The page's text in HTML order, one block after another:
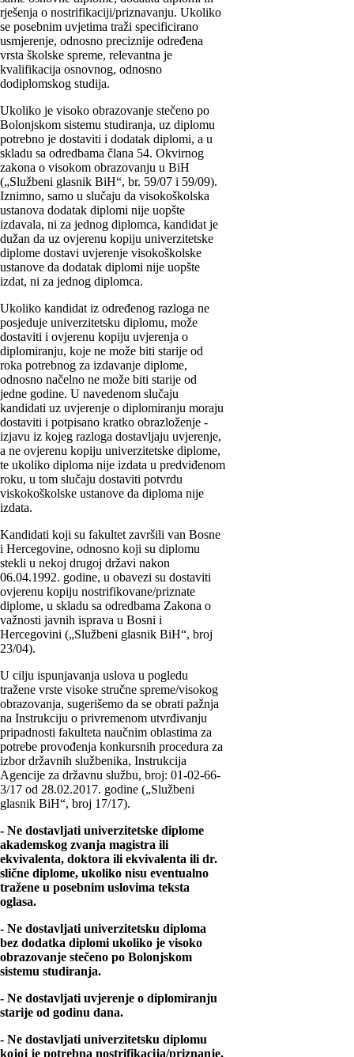
rješenja o nostrifikaciji/priznavanju. Ukoliko
se posebnim uvjetima traži specificirano
usmjerenje, odnosno preciznije određena
vrsta školske spreme, relevantna je
kvalifikacija osnovnog, odnosno
dodiplomskog studija.
Ukoliko je visoko obrazovanje stečeno po
Bolonjskom sistemu studiranja, uz diplomu
potrebno je dostaviti i dodatak diplomi, a u
skladu sa odredbama člana 54. Okvirnog
zakona o visokom obrazovanju u BiH
(„Službeni glasnik BiH“, br. 59/07 i 59/09).
Iznimno, samo u slučaju da visokoškolska
ustanova dodatak diplomi nije uopšte
izdavala, ni za jednog diplomca, kandidat je
dužan da uz ovjerenu kopiju univerzitetske
diplome dostavi uvjerenje visokoškolske
ustanove da dodatak diplomi nije uopšte
izdat, ni za jednog diplomca.
Ukoliko kandidat iz određenog razloga ne
posjeduje univerzitetsku diplomu, može
dostaviti i ovjerenu kopiju uvjerenja o
diplomiranju, koje ne može biti starije od
roka potrebnog za izdavanje diplome,
odnosno načelno ne može biti starije od
jedne godine. U navedenom slučaju
kandidati uz uvjerenje o diplomiranju moraju
dostaviti i potpisano kratko obrazloženje -
izjavu iz kojeg razloga dostavljaju uvjerenje,
a ne ovjerenu kopiju univerzitetske diplome,
te ukoliko diploma nije izdata u predviđenom
roku, u tom slučaju dostaviti potvrdu
viskokoškolske ustanove da diploma nije
izdata.
Kandidati koji su fakultet završili van Bosne
i Hercegovine, odnosno koji su diplomu
stekli u nekoj drugoj državi nakon
06.04.1992. godine, u obavezi su dostaviti
ovjerenu kopiju nostrifikovane/priznate
diplome, u skladu sa odredbama Zakona o
važnosti javnih isprava u Bosni i
Hercegovini („Službeni glasnik BiH“, broj
23/04).
U cilju ispunjavanja uslova u pogledu
tražene vrste visoke stručne spreme/visokog
obrazovanja, sugerišemo da se obrati pažnja
na Instrukciju o privremenom utvrđivanju
pripadnosti fakulteta naučnim oblastima za
potrebe provođenja konkursnih procedura za
izbor državnih službenika, Instrukcija
Agencije za državnu službu, broj: 01-02-66-
3/17 od 28.02.2017. godine („Službeni
glasnik BiH“, broj 17/17).
- Ne dostavljati univerzitetske diplome
akademskog zvanja magistra ili
ekvivalenta, doktora ili ekvivalenta ili dr.
slične diplome, ukoliko nisu eventualno
tražene u posebnim uslovima teksta
oglasa.
- Ne dostavljati univerzitetsku diploma
bez dodatka diplomi ukoliko je visoko
obrazovanje stečeno po Bolonjskom
sistemu studiranja.
- Ne dostavljati uvjerenje o diplomiranju
starije od godinu dana.
- Ne dostavljati univerzitetsku diplomu
kojoj je potrebna nostrifikacija/priznanje,